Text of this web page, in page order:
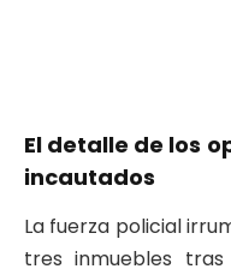
El detalle de los
incautados
La fuerza policial
tres inmuebles tras